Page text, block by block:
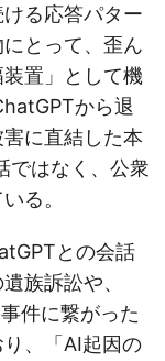
る応答パター
とって、歪ん
置」として機
から退
に直結した本
ではなく、公衆
る。
との会話
族訴訟や、
件に繋がった
、「AI起因の